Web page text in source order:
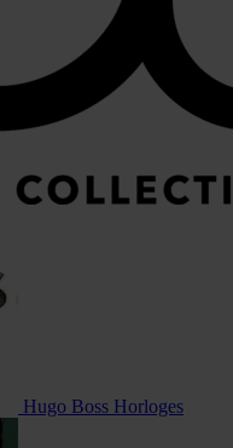
Hugo Boss Horloges